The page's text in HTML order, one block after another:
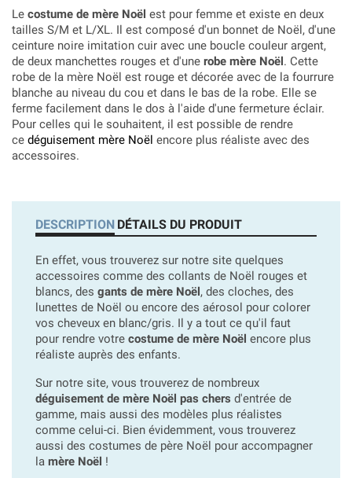
Le costume de mère Noël est pour femme et existe en deux
tailles S/M et L/XL. Il est composé d'un bonnet de Noël, d'une
ceinture noire imitation cuir avec une boucle couleur argent,
de deux manchettes rouges et d'une robe mère Noël. Cette
robe de la mère Noël est rouge et décorée avec de la fourrure
blanche au niveau du cou et dans le bas de la robe. Elle se
ferme facilement dans le dos à l'aide d'une fermeture éclair.
Pour celles qui le souhaitent, il est possible de rendre
ce déguisement mère Noël encore plus réaliste avec des
accessoires.
DESCRIPTION DÉTAILS DU PRODUIT
En effet, vous trouverez sur notre site quelques
accessoires comme des collants de Noël rouges et
blancs, des gants de mère Noël, des cloches, des
lunettes de Noël ou encore des aérosol pour colorer
vos cheveux en blanc/gris. Il y a tout ce qu'il faut
pour rendre votre costume de mère Noël encore plus
réaliste auprès des enfants.
Sur notre site, vous trouverez de nombreux
déguisement de mère Noël pas chers d'entrée de
gamme, mais aussi des modèles plus réalistes
comme celui-ci. Bien évidemment, vous trouverez
aussi des costumes de père Noël pour accompagner
la mère Noël !